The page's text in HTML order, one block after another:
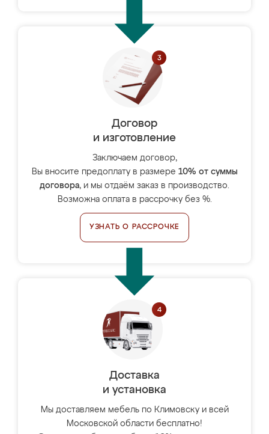
Договор
и изготовление
Заключаем договор,
Вы вносите предоплату в размере 10% от суммы
договора, и мы отдаём заказ в производство.
Возможна оплата в рассрочку без %.
УЗНАТЬ О РАССРОЧКЕ
Доставка
и установка
Мы доставляем мебель по Климовску и всей
Московской области бесплатно!